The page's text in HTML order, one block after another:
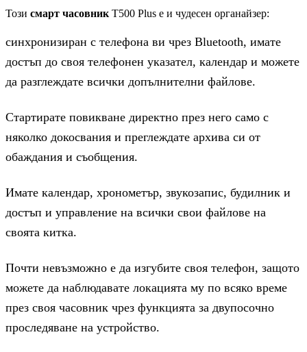
Този смарт часовник T500 Plus е и чудесен органайзер:
синхронизиран с телефона ви чрез Bluetooth, имате
достъп до своя телефонен указател, календар и можете
да разглеждате всички допълнителни файлове.
Стартирате повикване директно през него само с
няколко докосвания и преглеждате архива си от
обаждания и съобщения.
Имате календар, хронометър, звукозапис, будилник и
достъп и управление на всички свои файлове на
своята китка.
Почти невъзможно е да изгубите своя телефон, защото
можете да наблюдавате локацията му по всяко време
през своя часовник чрез функцията за двупосочно
проследяване на устройство.